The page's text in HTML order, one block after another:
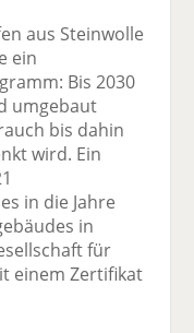
e
n e
aus Steinwolle
ein
Bis 2030
umgebaut
bis dahin
wird. Ein
in die Jahre
in
für
einem Zertifikat